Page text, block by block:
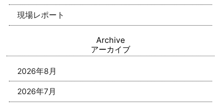
現場レポート
Archive
アーカイブ
2026年8月
2026年7月